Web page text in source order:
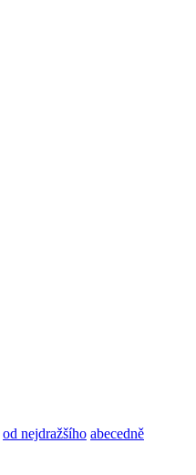
od nejdražšího abecedně